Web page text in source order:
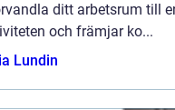
ditt arbetsrum till
och främjar ko...
Lundin